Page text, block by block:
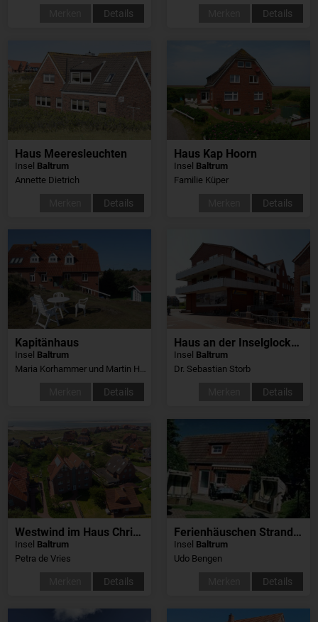
Details Details
Haus Meeresleuchten
Insel Baltrum
Annette Dietrich
Details
Haus Kap Hoorn
Insel Baltrum
Familie Küper
Details
Kapitänhaus
Insel Baltrum
Maria Korhammer und Martin Heinkelein
Details
Haus an der Inselglocke, Whg8
Insel Baltrum
Dr. Sebastian Storb
Details
Westwind im Haus Christa
Insel Baltrum
Petra de Vries
Details
Ferienhäuschen Strandhafer
Insel Baltrum
Udo Bengen
Details